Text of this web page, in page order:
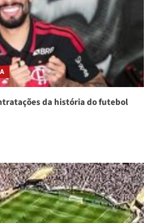
da história do futebol